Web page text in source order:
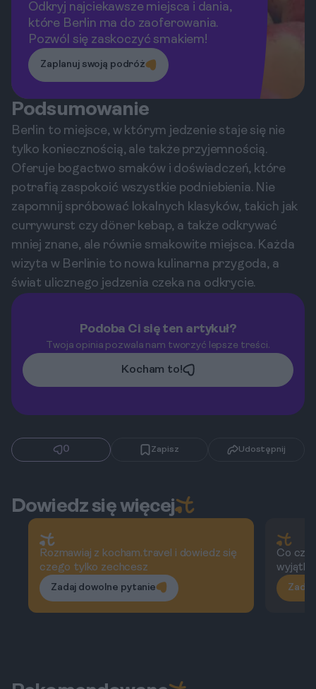
Odkryj najciekawsze miejsca i dania,
które Berlin ma do zaoferowania.
Pozwól się zaskoczyć smakiem!
Zaplanuj swoją podróż
Podsumowanie
Berlin to miejsce, w którym jedzenie staje się nie
tylko koniecznością, ale także przyjemnością.
Oferuje bogactwo smaków i doświadczeń, które
potrafią zaspokoić wszystkie podniebienia. Nie
zapomnij spróbować lokalnych klasyków, takich jak
currywurst czy döner kebap, a także odkrywać
mniej znane, ale równie smakowite miejsca. Każda
wizyta w Berlinie to nowa kulinarna przygoda, a
świat ulicznego jedzenia czeka na odkrycie.
Podoba Ci się ten artykuł?
Twoja opinia pozwala nam tworzyć lepsze treści.
Kocham to!
0 Zapisz Udostępnij
Dowiedz się więcej
Rozmawiaj z kocham.travel i dowiedz się
czego tylko zechcesz
Zadaj dowolne pytanie
Co